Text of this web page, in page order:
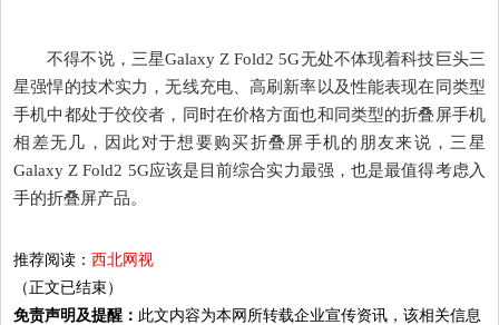
不得不说，三星Galaxy Z Fold2 5G无处不体现着科技巨头三
星强悍的技术实力，无线充电、高刷新率以及性能表现在同类型
手机中都处于佼佼者，同时在价格方面也和同类型的折叠屏手机
相差无几，因此对于想要购买折叠屏手机的朋友来说，三星
Galaxy Z Fold2 5G应该是目前综合实力最强，也是最值得考虑入
手的折叠屏产品。
推荐阅读：西北网视
（正文已结束）
免责声明及提醒： 此文内容为本网所转载企业宣传资讯，该相关信息